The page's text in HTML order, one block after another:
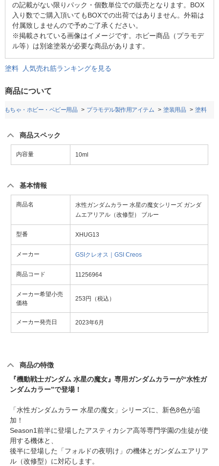
の記載がない限りパック・個数単位での販売となります。BOX
入り数でご購入頂いてもBOXでの出荷ではありません。外箱は
付属致しませんので予めご了承ください。
※掲載されている画像はイメージです。ホビー商品（プラモデ
ル等）は別途塗装が必要な商品があります。
塗料 人気売れ筋ランキングを見る
商品について
もちゃ・ホビー・ベビー用品 プラモデル製作用アイテム 塗装用品 塗料
商品スペック
内容量 10ml
基本情報
商品名
水性ガンダムカラー 水星の魔女シリーズ ガンダ
ムエアリアル（改修型） ブルー
型番 XHUG13
メーカー GSIクレオス｜GSI Creos
商品コード 11256964
メーカー希望小売
価格
253円（税込）
メーカー発売日 2023年6月
商品の特徴
『機動戦士ガンダム 水星の魔女』専用ガンダムカラーが“水性ガ
ンダムカラー”で登場！
「水性ガンダムカラー 水星の魔女」シリーズに、新色8色が追
加！
Season1前半に登場したアスティカシア高等専門学園の生徒が使
用する機体と、
後半に登場した「フォルドの夜明け」の機体とガンダムエアリア
ル（改修型）に対応します。